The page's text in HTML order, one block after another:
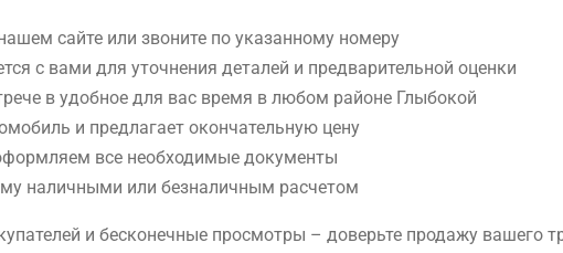
сайте или звоните по указанному номеру
с вами для уточнения деталей и предварительной оценки
в удобное для вас время в любом районе Глыбокой
и предлагает окончательную цену
все необходимые документы
наличными или безналичным расчетом
и бесконечные просмотры – доверьте продажу вашего